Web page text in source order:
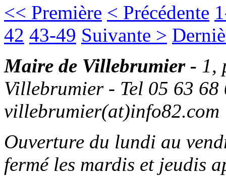
<< Première < Précédente
42 43-49 Suivante >
Maire de Villebrumier - 1,
Villebrumier - Tel 05 63
villebrumier(at)info82.com
Ouverture du lundi au
fermé les mardis et jeudis